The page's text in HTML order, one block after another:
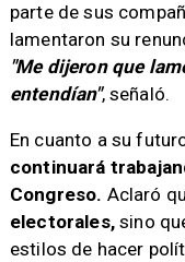
parte de sus
lamentaron su
"Me dijeron que
entendían", señaló.
En cuanto a su
continuará
Congreso. Aclaró
electorales,sino
estilos de hacer